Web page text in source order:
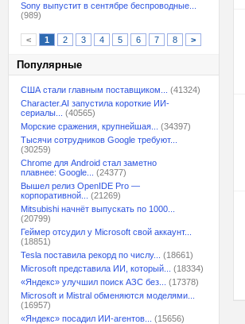
Sony выпустит в сентябре беспроводные...
(989)
< 1 2 3 4 5 6 7 8 >
Популярные
США стали главным поставщиком...
(41324)
Character.AI запустила короткие ИИ-
сериалы...
(40565)
Морские сражения, крупнейшая...
(34397)
Тысячи сотрудников Google требуют...
(30259)
Chrome для Android стал заметно
плавнее: Google...
(24377)
Вышел релиз OpenIDE Pro —
корпоративной...
(21269)
Mitsubishi начнёт выпускать по 1000...
(20799)
Геймер отсудил у Microsoft свой аккаунт...
(18851)
Tesla поставила рекорд по числу...
(18661)
Microsoft представила ИИ, который...
(18334)
«Яндекс» улучшил поиск АЗС без...
(17378)
Microsoft и Mistral обменяются моделями...
(16957)
«Яндекс» посадил ИИ-агентов...
(15656)